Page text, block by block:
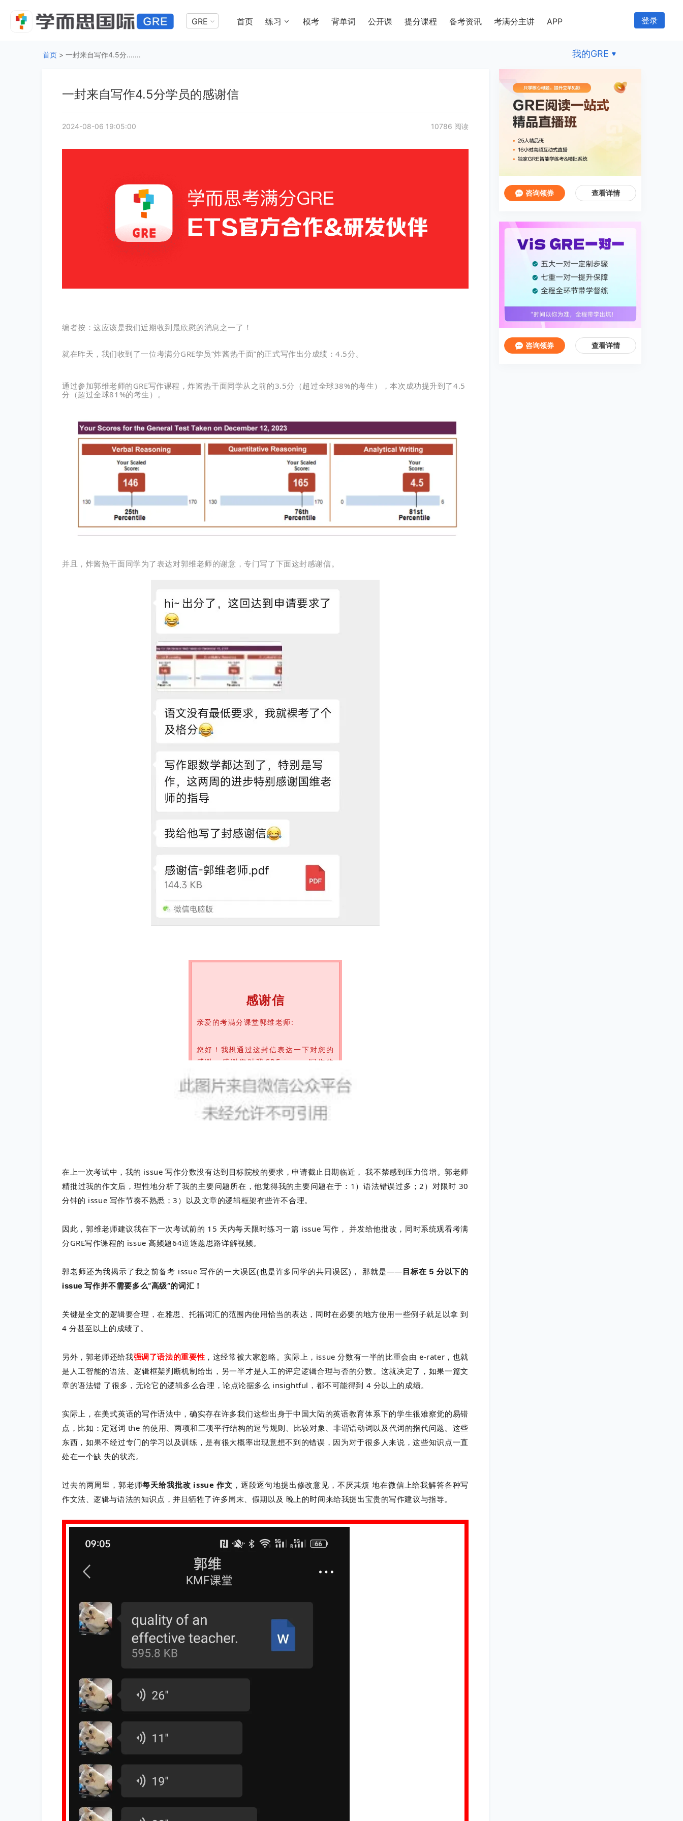
GRE 首页 练习 模考 背单词 公开课 提分课程 备考资讯 考满分主讲 APP
我的GRE
登录
首页 > 一封来自写作4.5分.......
一封来自写作4.5分学员的感谢信
2024-08-06 19:05:00 10786 阅读
编者按：这应该是我们近期收到最欣慰的消息之一了！
就在昨天，我们收到了一位考满分GRE学员“炸酱热干面”的正式写作出分成绩：4.5分。
通过参加郭维老师的GRE写作课程，炸酱热干面同学从之前的3.5分（超过全球38%的考生），本次成功提升到了4.5
分 （超过全球81%的考生） 。
并且， 炸酱热干面同学为了表达对郭维老师的谢意，专门写了下面这封感谢信。
感谢信
亲爱的考满分课堂郭维老师:
您好！我想通过这封信表达一下对您的
感谢，感谢您对我GRE issue 写作的
在上一次考试中，我的 issue 写作分数没有达到目标院校的要求，申请截止日期临近， 我不禁感到压力倍增。郭老师
精批过我的作文后，理性地分析了我的主要问题所在，他觉得我的主要问题在于：1）语法错误过多；2）对限时 30
分钟的 issue 写作节奏不熟悉；3）以及文章的逻辑框架有些许不合理。
因此，郭维老师建议我在下一次考试前的 15 天内每天限时练习一篇 issue 写作， 并发给他批改，同时系统观看考满
分GRE写作课程的 issue 高频题64道逐题思路详解视频。
郭老师还为我揭示了我之前备考 issue 写作的一大误区(也是许多同学的共同误区)， 那就是—— 目标在 5 分以下的
issue 写作并不需要多么“高级”的词汇！
关键是全文的逻辑要合理，在雅思、托福词汇的范围内使用恰当的表达，同时在必要的地方使用一些例子就足以拿 到
4 分甚至以上的成绩了。
另外，郭老师还给我强调了语法的重要性 ，这经常被大家忽略。实际上，issue 分数有一半的比重会由 e-rater，也就
是人工智能的语法、逻辑框架判断机制给出，另一半才是人工的评定逻辑合理与否的分数。这就决定了，如果一篇文
章的语法错 了很多，无论它的逻辑多么合理，论点论据多么 insightful，都不可能得到 4 分以上的成绩。
实际上，在美式英语的写作语法中，确实存在许多我们这些出身于中国大陆的英语教育体系下的学生很难察觉的易错
点，比如：定冠词 the 的使用、两项和三项平行结构的逗号规则、比较对象、非谓语动词以及代词的指代问题。这些
东西，如果不经过专门的学习以及训练，是有很大概率出现意想不到的错误，因为对于很多人来说，这些知识点一直
处在一个缺 失的状态。
过去的两周里，郭老师每天给我批改 issue 作文 ，逐段逐句地提出修改意见，不厌其烦 地在微信上给我解答各种写
作文法、逻辑与语法的知识点，并且牺牲了许多周末、假期以及 晚上的时间来给我提出宝贵的写作建议与指导。
咨询领券 查看详情
咨询领券 查看详情